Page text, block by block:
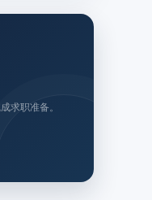
求职准备。